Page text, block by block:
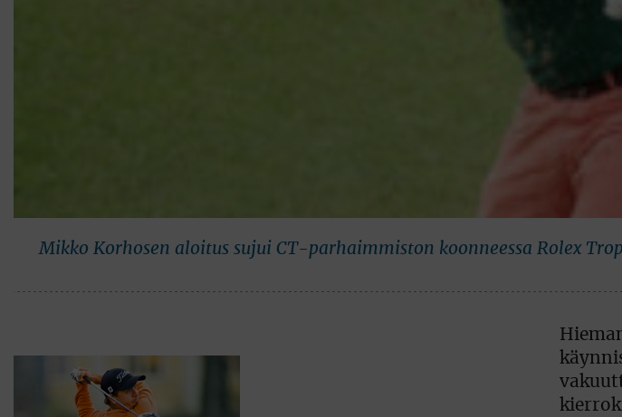
Mikko Korhosen aloitus sujui CT-parhaimmiston koonneessa Rolex